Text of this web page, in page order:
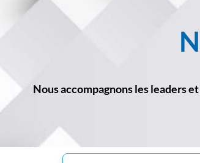
Nous accompagnons les leaders